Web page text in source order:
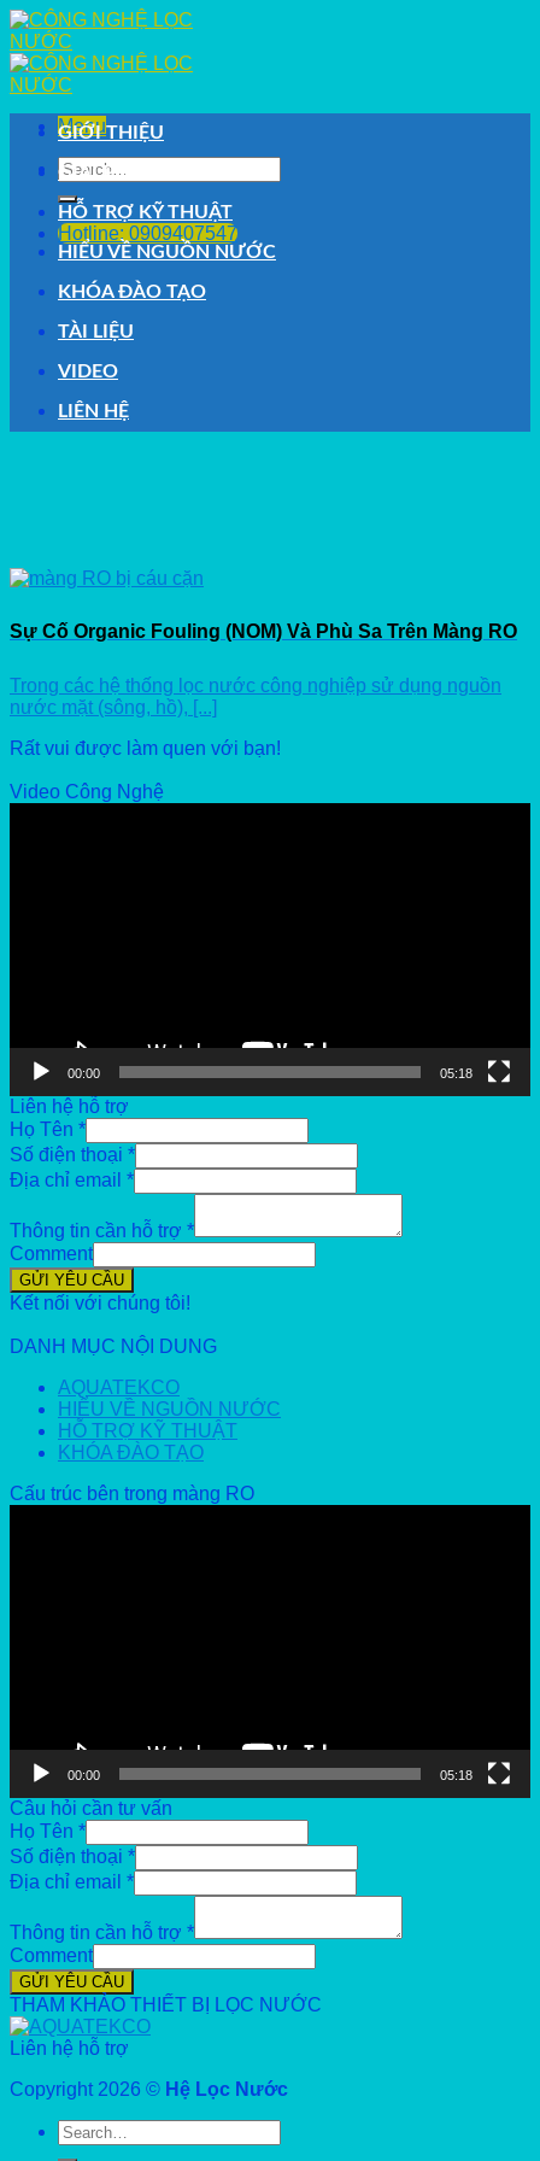
Skip
to
content
Menu
Search
for:
Hotline: 0909407547
GIỚI THIỆU
GIẢI PHÁP
HỖ TRỢ KỸ THUẬT
HIỂU VỀ NGUỒN NƯỚC
KHÓA ĐÀO TẠO
TÀI LIỆU
VIDEO
LIÊN HỆ
Sự Cố Organic Fouling (NOM) Và Phù Sa Trên Màng RO
Trong các hệ thống lọc nước công nghiệp sử dụng nguồn
nước mặt (sông, hồ), [...]
Rất vui được làm quen với bạn!
Video Công Nghệ
00:00 05:18
Liên hệ hỗ trợ
Họ Tên *
Số điện thoại *
Địa chỉ email *
Thông tin cần hỗ trợ *
Comment
GỬI YÊU CẦU
Kết nối với chúng tôi!
DANH MỤC NỘI DUNG
AQUATEKCO
HIỂU VỀ NGUỒN NƯỚC
HỖ TRỢ KỸ THUẬT
KHÓA ĐÀO TẠO
Cấu trúc bên trong màng RO
00:00 05:18
Câu hỏi cần tư vấn
Họ Tên *
Số điện thoại *
Địa chỉ email *
Thông tin cần hỗ trợ *
Comment
GỬI YÊU CẦU
THAM KHẢO THIẾT BỊ LỌC NƯỚC
Liên hệ hỗ trợ
Copyright 2026 © Hệ Lọc Nước
Search
for: